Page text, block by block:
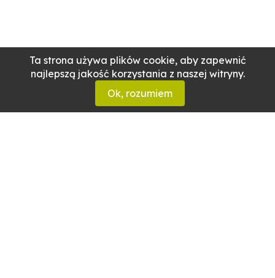
Ta strona używa plików cookie, aby zapewnić
najlepszą jakość korzystania z naszej witryny.
Ok, rozumiem